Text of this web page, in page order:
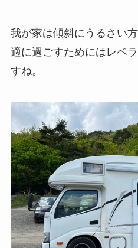
我が家は傾斜にうるさい
適に過ごすためにはレベ
すね。